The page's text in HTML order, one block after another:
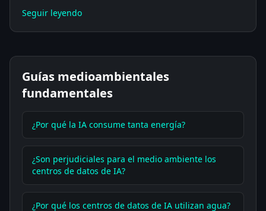
Seguir leyendo
Guías medioambientales
fundamentales
¿Por qué la IA consume tanta energía?
¿Son perjudiciales para el medio ambiente los
centros de datos de IA?
¿Por qué los centros de datos de IA utilizan agua?